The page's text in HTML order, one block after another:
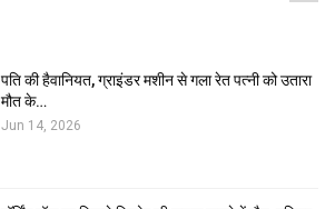
पति की हैवानियत, ग्राइंडर मशीन से गला रेत पत्नी को उतारा
मौत के…
Jun 14, 2026